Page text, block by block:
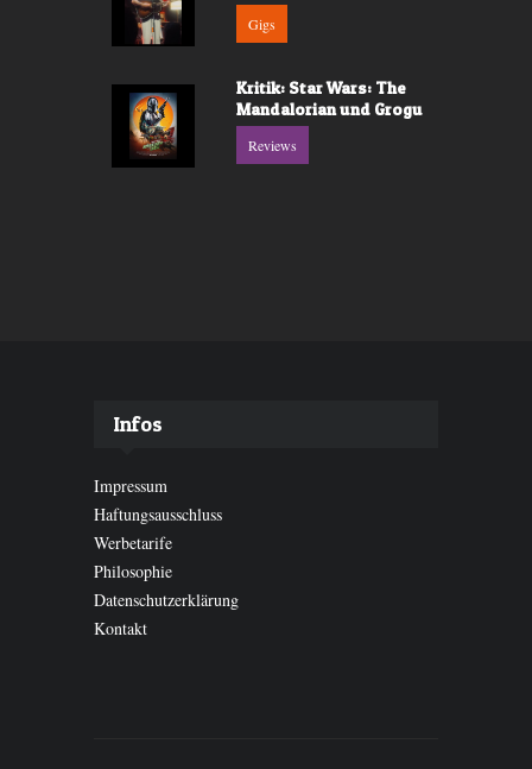
Gigs
Kritik: Star Wars: The
Mandalorian und Grogu
Reviews
Infos
Impressum
Haftungsausschluss
Werbetarife
Philosophie
Datenschutzerklärung
Kontakt